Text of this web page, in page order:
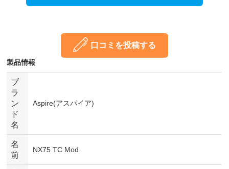
口コミを投稿する
製品情報
ブ
ラ
ン
ド
名
Aspire(アスパイア)
名
前
NX75 TC Mod